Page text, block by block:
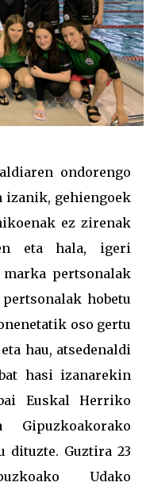
ondorengo
izanik, gehiengoek
ez zirenak
eta hala, igeri
pertsonalak
hobetu
oso gertu
hau, atsedenaldi
hasi izanarekin
Euskal Herriko
dituzte. Guztira 23
Udako